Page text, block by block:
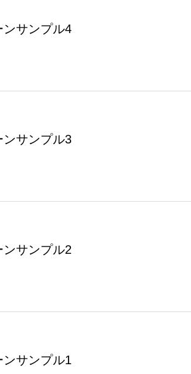
ンサンプル4
ンサンプル3
ンサンプル2
ンサンプル1